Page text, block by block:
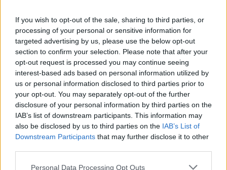
If you wish to opt-out of the sale, sharing to third parties, or
processing of your personal or sensitive information for
targeted advertising by us, please use the below opt-out
section to confirm your selection. Please note that after your
opt-out request is processed you may continue seeing
interest-based ads based on personal information utilized by
us or personal information disclosed to third parties prior to
your opt-out. You may separately opt-out of the further
disclosure of your personal information by third parties on the
IAB’s list of downstream participants. This information may
also be disclosed by us to third parties on the IAB’s List of
Downstream Participants that may further disclose it to other
Please note that this website/app uses one or more Google
Personal Data Processing Opt Outs
„A sok-sok újratervezés, zoom-találkozók,
folytonos stratégiázás, agyalás, hogy miként
mutatkozzunk meg a felszín felett, sokunkat
elfárasztott. Most arra kérek mindenkit, hogy
»kezdjünk el folytatódni«, keressük a
motivációt, az újult erőt és tegyük a
dolgunkat a hivatásunk és emberségünk
szerint.” – Kováts Adél, a színház igazgatója
A következő évadban sajnos még mindig a